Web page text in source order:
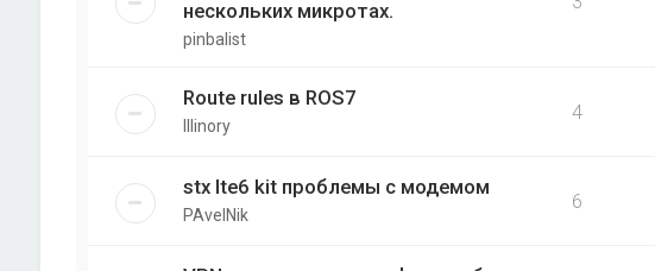
нескольких микротах.
pinbalist
Route rules в ROS7
Illinory
4
stx lte6 kit проблемы с модемом
PAvelNik
6